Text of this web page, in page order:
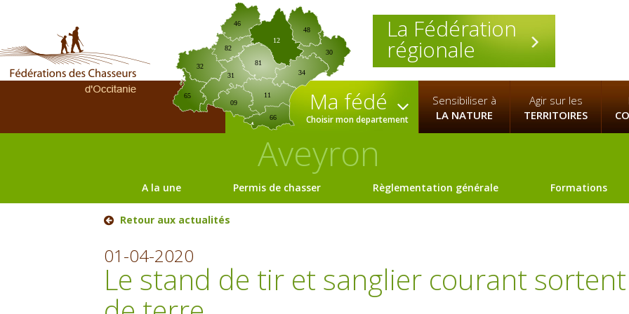
La Fédération
régionale
09
12
30
31
32
34
46
65
66
81
82
11
48
Ma fédé
Choisir mon departement
Sensibiliser à
LA NATURE
Agir sur les
TERRITOIRES
Aveyron
A la une Permis de chasser Règlementation générale Formations
Retour aux actualités
01-04-2020
Le stand de tir et sanglier courant sortent